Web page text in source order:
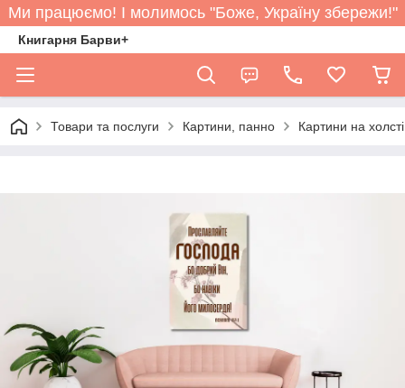
Ми працюємо! І молимось "Боже, Україну збережи!"
Книгарня Барви+
Товари та послуги Картини, панно Картини на